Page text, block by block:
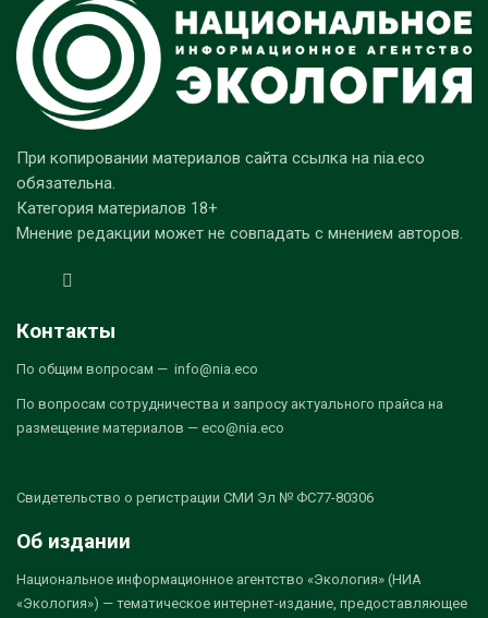
При копировании материалов сайта ссылка на nia.eco
обязательна.
Категория материалов 18+
Мнение редакции может не совпадать с мнением авторов.
Контакты
По общим вопросам — info@nia.eco
По вопросам сотрудничества и запросу актуального прайса на
размещение материалов — eco@nia.eco
Свидетельство о регистрации СМИ Эл № ФС77-80306
Об издании
Национальное информационное агентство «Экология» (НИА
«Экология») — тематическое интернет-издание, предоставляющее